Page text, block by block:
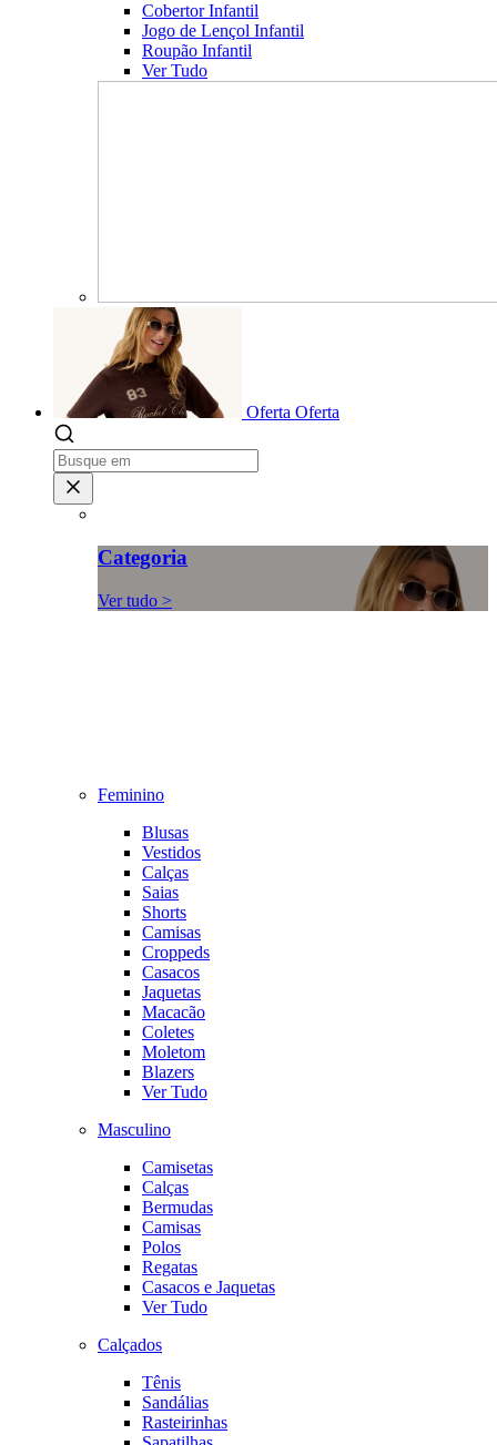
Cobertor Infantil
Jogo de Lençol Infantil
Roupão Infantil
Ver Tudo
Oferta Oferta
Categoria
Ver tudo >
Feminino
Blusas
Vestidos
Calças
Saias
Shorts
Camisas
Croppeds
Casacos
Jaquetas
Macacão
Coletes
Moletom
Blazers
Ver Tudo
Masculino
Camisetas
Calças
Bermudas
Camisas
Polos
Regatas
Casacos e Jaquetas
Ver Tudo
Calçados
Tênis
Sandálias
Rasteirinhas